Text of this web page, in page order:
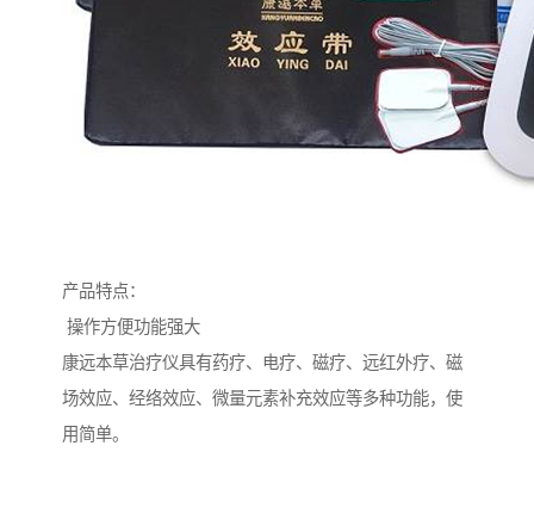
产品特点：
操作方便功能强大
康远本草治疗仪具有药疗、电疗、磁疗、远红外疗、磁
场效应、经络效应、微量元素补充效应等多种功能，使
用简单。